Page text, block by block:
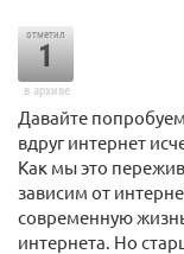
отметил
1
в архиве
Давайте
вдруг интернет
Как мы это
зависим от
современную
интернета. Но